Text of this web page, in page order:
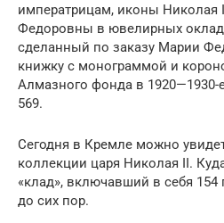
императрицам, иконы Николая
Федоровны в ювелирных
сделанный по заказу Марии
книжку с монограммой и
Алмазного фонда в
569.
Сегодня в Кремле можно
коллекции царя Николая II.
«клад», включавший в себя 154
до сих пор.